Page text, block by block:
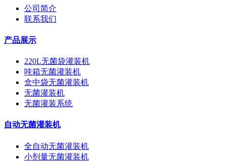
公司简介
联系我们
产品展示
220L无菌袋灌装机
吨箱无菌灌装机
盒中袋无菌灌装机
无菌灌装机
无菌灌装系统
自动无菌灌装机
全自动无菌灌装机
小剂量无菌灌装机